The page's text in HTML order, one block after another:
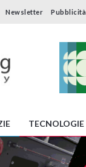
Newsletter Pubblicità
TECNOLOGIE